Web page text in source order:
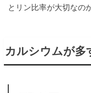
とリン比率が大切なの
カルシウムが多